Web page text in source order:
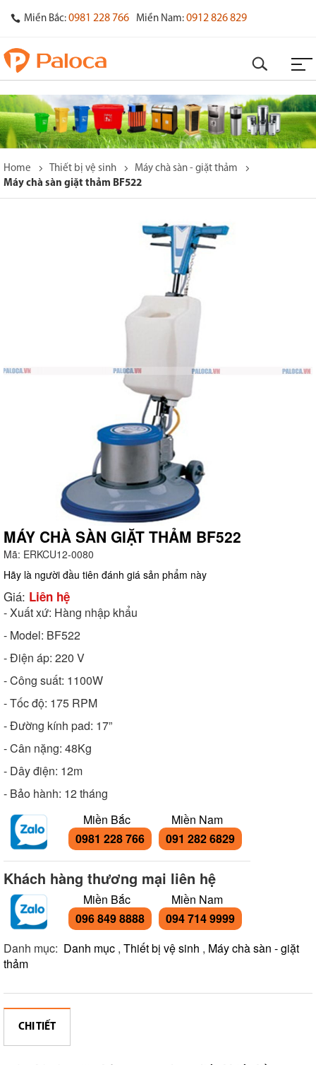
Miền Bắc: 0981 228 766 Miền Nam: 0912 826 829
Home Thiết bị vệ sinh
Máy chà sàn - giặt thảm
Máy chà sàn giặt thảm BF522
MÁY CHÀ SÀN GIẶT THẢM BF522
Mã: ERKCU12-0080
Hãy là người đầu tiên đánh giá sản phẩm này
Giá: Liên hệ
- Xuất xứ: Hàng nhập khẩu
- Model: BF522
- Điện áp: 220 V
- Công suất: 1100W
- Tốc độ: 175 RPM
- Đường kính pad: 17”
- Cân nặng: 48Kg
- Dây điện: 12m
- Bảo hành: 12 tháng
Miền Bắc
0981 228 766
Miền Nam
091 282 6829
Khách hàng thương mại liên hệ
Miền Bắc
096 849 8888
Miền Nam
094 714 9999
Danh mục: Danh mục , Thiết bị vệ sinh , Máy chà sàn - giặt
thảm
CHI TIẾT